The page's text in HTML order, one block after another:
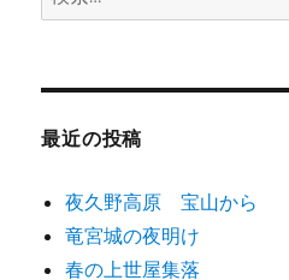
ョ
ン
索:
最近の投稿
夜久野高原 宝山から
竜宮城の夜明け
春の上世屋集落